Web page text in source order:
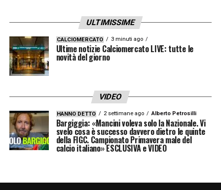
ULTIMISSIME
CALCIOMERCATO 3 minuti ago
Ultime notizie Calciomercato LIVE: tutte le
novità del giorno
VIDEO
HANNO DETTO 2 settimane ago Alberto Petrosilli
Bargiggia: «Mancini voleva solo la Nazionale. Vi
svelo cosa è successo davvero dietro le quinte
della FIGC. Campionato Primavera male del
calcio italiano» ESCLUSIVA e VIDEO